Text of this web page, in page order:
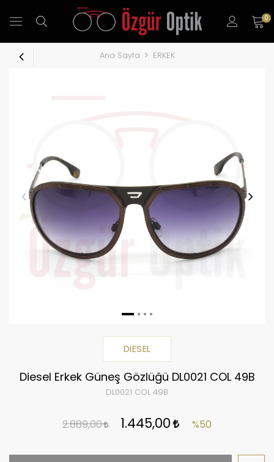
0
Ana Sayfa ERKEK
DIESEL
Diesel Erkek Güneş Gözlüğü DL0021 COL 49B
DL0021 COL 49B
2.889,00 1.445,00 %50